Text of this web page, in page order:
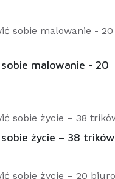
malowanie - 20
życie – 38 trików